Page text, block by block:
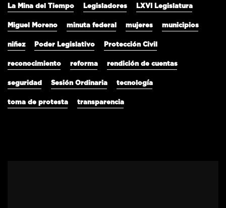
La Mina del Tiempo Legisladores LXVI Legislatura
Miguel Moreno minuta federal mujeres municipios
niñez Poder Legislativo Protección Civil
reconocimiento reforma rendición de cuentas
seguridad Sesión Ordinaria tecnología
toma de protesta transparencia